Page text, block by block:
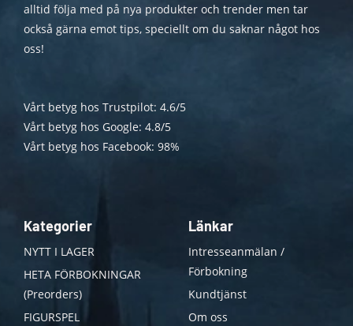
alltid följa med på nya produkter och trender men tar
också gärna emot tips, speciellt om du saknar något hos
oss!
Vårt betyg hos Trustpilot: 4.6/5
Vårt betyg hos Google: 4.8/5
Vårt betyg hos Facebook: 98%
Kategorier
NYTT I LAGER
HETA FÖRBOKNINGAR
(Preorders)
FIGURSPEL
Länkar
Intresseanmälan /
Förbokning
Kundtjänst
Om oss